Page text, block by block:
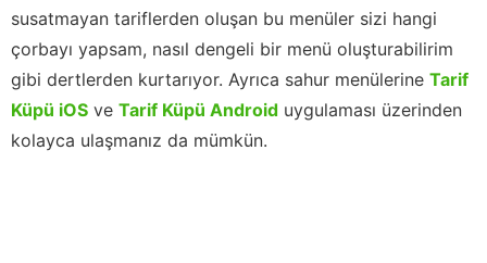
susatmayan tariflerden oluşan bu menüler sizi hangi
çorbayı yapsam, nasıl dengeli bir menü oluşturabilirim
gibi dertlerden kurtarıyor. Ayrıca sahur menülerine Tarif
Küpü iOS ve Tarif Küpü Android uygulaması üzerinden
kolayca ulaşmanız da mümkün.